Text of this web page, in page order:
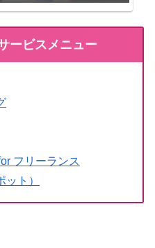
ービスメニュー
フリーランス
ト）